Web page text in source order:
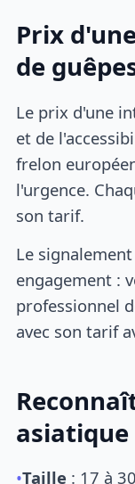
Prix
de
Le prix d'une
et de
frelon
l'urgence.
son tarif.
Le
engagement :
professionnel
avec son tarif
asiatique
•Taille : 17 à